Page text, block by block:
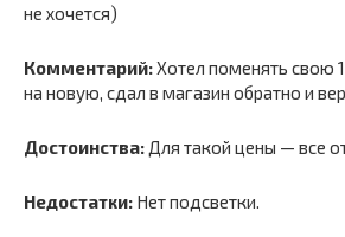
не хочется)
Комментарий:Хотел поменять свою
на новую, сдал в магазин обратно и
Достоинства: Для такой цены — все
Недостатки: Нет подсветки.